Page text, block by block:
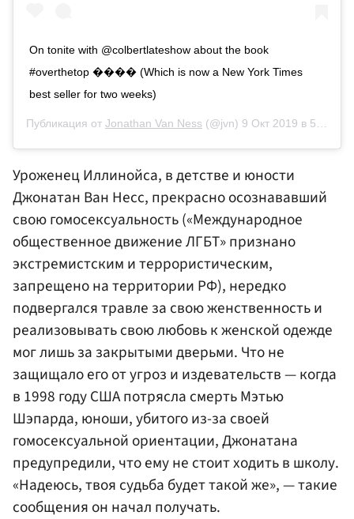
On tonite with @colbertlateshow about the book
#overthetop ��️‍�� (Which is now a New York Times
best seller for two weeks)
Публикация от Jonathan Van Ness (@jvn) 9 Окт 2019 в 5:34 PDT
Уроженец Иллинойса, в детстве и юности
Джонатан Ван Несс, прекрасно осознававший
свою гомосексуальность («Международное
общественное движение ЛГБТ» признано
экстремистским и террористическим,
запрещено на территории РФ), нередко
подвергался травле за свою женственность и
реализовывать свою любовь к женской одежде
мог лишь за закрытыми дверьми. Что не
защищало его от угроз и издевательств — когда
в 1998 году США потрясла смерть Мэтью
Шэпарда, юноши, убитого из-за своей
гомосексуальной ориентации, Джонатана
предупредили, что ему не стоит ходить в школу.
«Надеюсь, твоя судьба будет такой же», — такие
сообщения он начал получать.